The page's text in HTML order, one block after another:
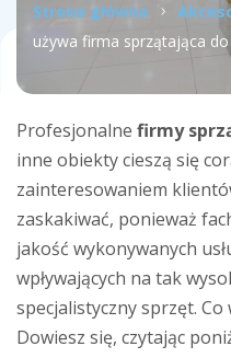
Strona główna
używa firma sprzątająca
Profesjonalne firmy
inne obiekty cieszą się
zainteresowaniem
zaskakiwać, ponieważ
jakość wykonywanych
wpływających na tak
specjalistyczny sprzęt. Co
Dowiesz się, czytając